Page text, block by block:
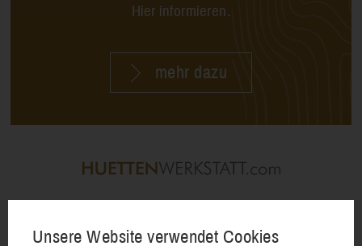
Hier informieren.
mehr dazu
D-87600 Kaufbeuren
Unsere Website verwendet Cookies